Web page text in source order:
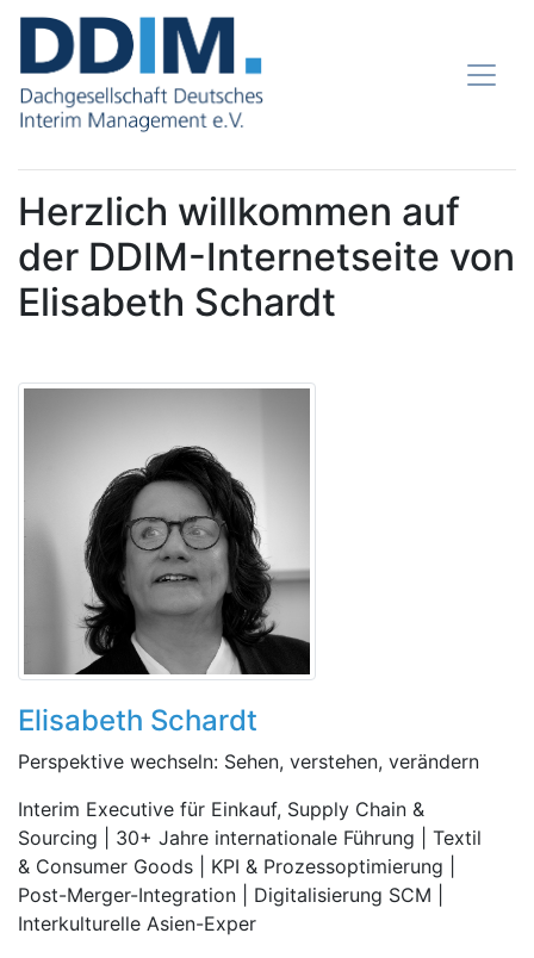
Herzlich willkommen auf
der DDIM-Internetseite von
Elisabeth Schardt
Elisabeth Schardt
Perspektive wechseln: Sehen, verstehen, verändern
Interim Executive für Einkauf, Supply Chain &
Sourcing | 30+ Jahre internationale Führung | Textil
& Consumer Goods | KPI & Prozessoptimierung |
Post-Merger-Integration | Digitalisierung SCM |
Interkulturelle Asien-Exper